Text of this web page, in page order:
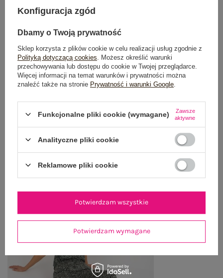
GŁÓWNE PARAMETRY
OPINIE O PRODUKCIE (4)
ZWROTY I REKLAMACJE
OSTATNIO OGLĄDANE
Zobacz wszystko
Konfiguracja zgód
Dbamy o Twoją prywatność
Sklep korzysta z plików cookie w celu realizacji usług zgodnie z
Polityką dotyczącą cookies . Możesz określić warunki
przechowywania lub dostępu do cookie w Twojej przeglądarce.
Więcej informacji na temat warunków i prywatności można
znaleźć także na stronie Prywatność i warunki Google
Funkcjonalne pliki cookie (wymagane)
Zawsze
aktywne
Analityczne pliki cookie
Reklamowe pliki cookie
Potwierdzam wymagane
Potwierdzam wszystkie